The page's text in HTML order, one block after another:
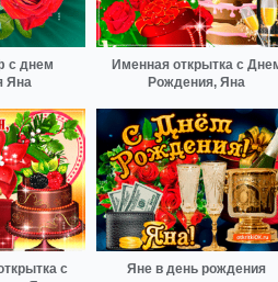
с днем
Яна
Именная открытка с
Рождения, Яна
с
Яне в день рождения